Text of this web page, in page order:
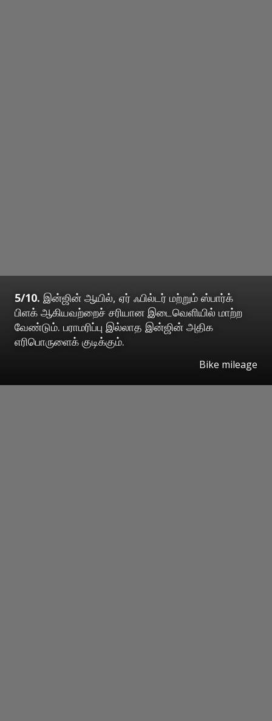
5/10. இன்ஜின் ஆயில், ஏர் ஃபில்டர் மற்றும் ஸ்பார்க்
பிளக் ஆகியவற்றைச் சரியான இடைவெளியில் மாற்ற
வேண்டும். பராமரிப்பு இல்லாத இன்ஜின் அதிக
எரிபொருளைக் குடிக்கும்.
Bike mileage